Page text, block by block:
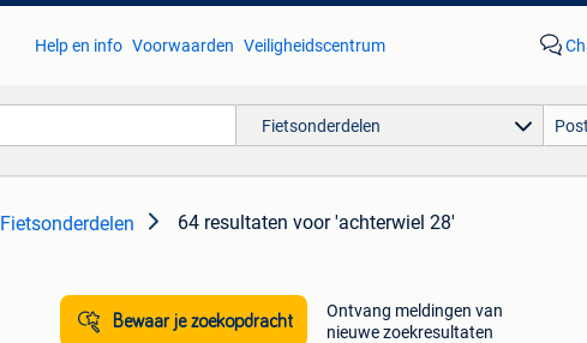
Help en info Voorwaarden Veiligheidscentrum
Fietsonderdelen
Fietsonderdelen 64 resultaten voor 'achterwiel 28'
Bewaar je zoekopdracht
Ontvang meldingen van
nieuwe zoekresultaten